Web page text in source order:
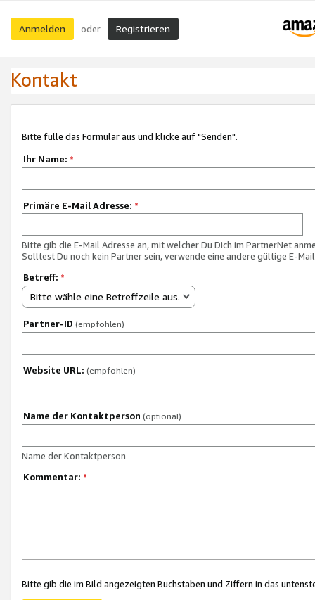
Anmelden oder Registrieren
Kontakt
Bitte fülle das Formular aus und klicke auf "Senden".
Ihr Name: *
Primäre E-Mail Adresse: *
Bitte gib die E-Mail Adresse an, mit welcher Du Dich im PartnerNet
Solltest Du noch kein Partner sein, verwende eine andere gültige E-
Betreff: *
Bitte wähle eine Betreffzeile aus.
Partner-ID (empfohlen)
Website URL: (empfohlen)
Name der Kontaktperson (optional)
Name der Kontaktperson
Kommentar: *
Bitte gib die im Bild angezeigten Buchstaben und Ziffern in das